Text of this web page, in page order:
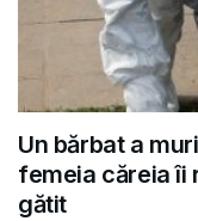
Un bărbat a
femeia căreia îi
gătit